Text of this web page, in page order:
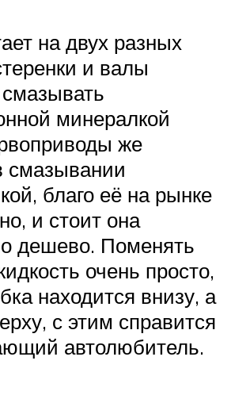
на двух разных
и валы
минералкой
же
смазывании
благо её на рынке
и стоит она
дешево. Поменять
очень просто,
находится внизу, а
с этим справится
автолюбитель.